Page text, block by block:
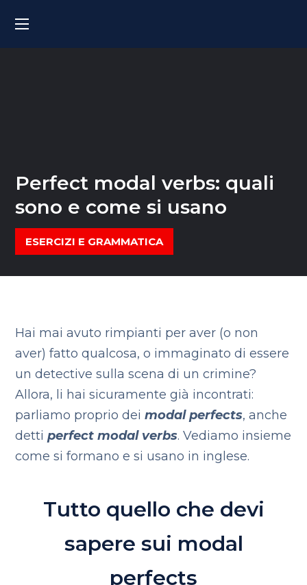
Perfect modal verbs: quali
sono e come si usano
ESERCIZI E GRAMMATICA
Hai mai avuto rimpianti per aver (o non
aver) fatto qualcosa, o immaginato di essere
un detective sulla scena di un crimine?
Allora, li hai sicuramente già incontrati:
parliamo proprio deimodal perfects, anche
dettiperfect modal verbs. Vediamo insieme
come si formano e si usano in inglese.
Tutto quello che devi
sapere sui modal
perfects